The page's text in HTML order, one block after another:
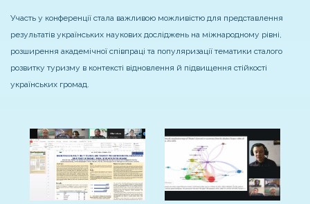
Участь у конференції стала важливою можливістю для представлення
результатів українських наукових досліджень на міжнародному рівні,
розширення академічної співпраці та популяризації тематики сталого
розвитку туризму в контексті відновлення й підвищення стійкості
українських громад.